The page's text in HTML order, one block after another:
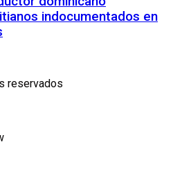
indocumentados en
reservados